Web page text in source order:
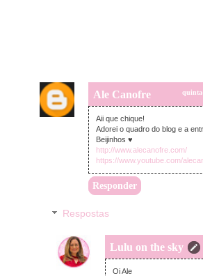
Ale Canofre
Aii que chique!
Adorei o quadro do blog e a
Beijinhos ♥
http://www.alecanofre.com/
https://www.youtube.com/
Responder
Respostas
Lulu on the sky
sexta-
Oi Ale